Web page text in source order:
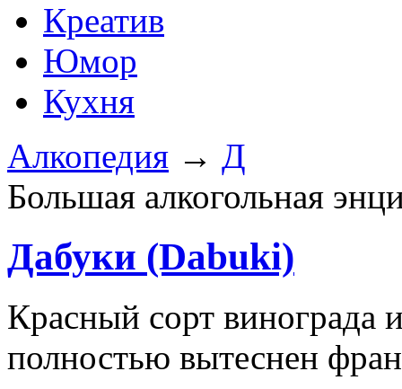
Креатив
Юмор
Кухня
Алкопедия → Д
Большая алкогольная
Дабуки (Dabuki)
Красный сорт винограда
полностью вытеснен